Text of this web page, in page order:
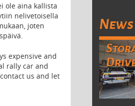
ole aina kallista
nelivetoisella
joten
expensive and
rally car and
us and let
News